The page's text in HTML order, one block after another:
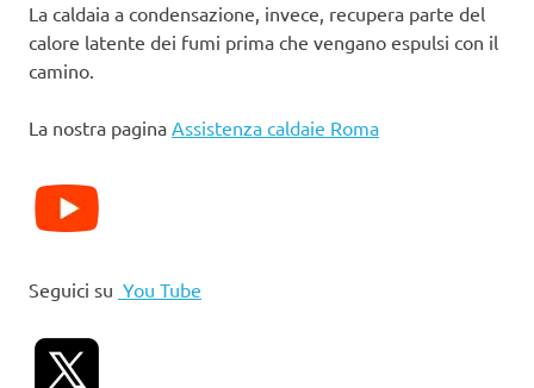
La caldaia a condensazione, invece, recupera parte del
calore latente dei fumi prima che vengano espulsi con il
camino.
La nostra pagina Assistenza caldaie Roma
Seguici su You Tube